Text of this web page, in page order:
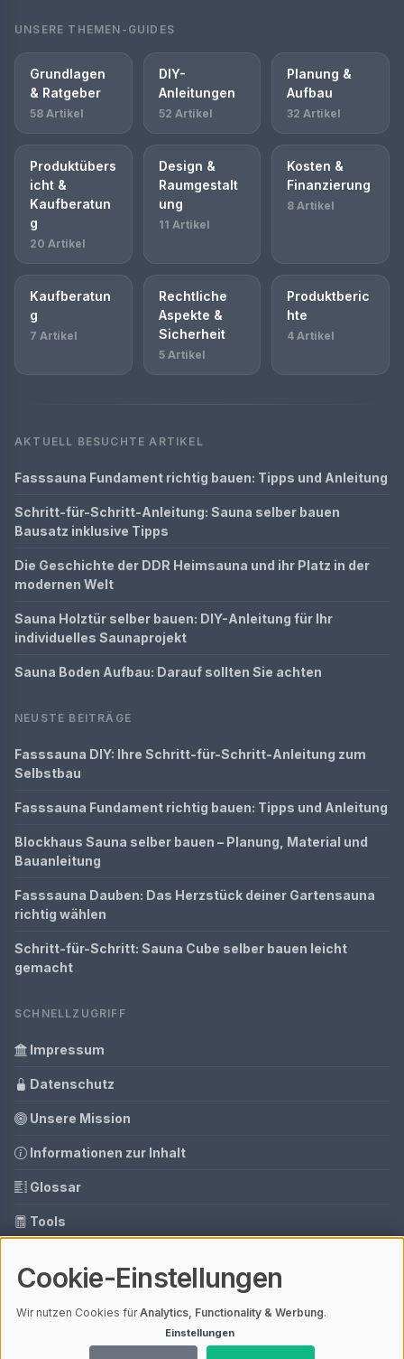
UNSERE THEMEN-GUIDES
Grundlagen
& Ratgeber
58 Artikel
DIY-
Anleitungen
52 Artikel
Planung &
Aufbau
32 Artikel
Produktübers
icht &
Kaufberatun
g
20 Artikel
Design &
Raumgestalt
ung
11 Artikel
Kosten &
Finanzierung
8 Artikel
Kaufberatun
g
7 Artikel
Rechtliche
Aspekte &
Sicherheit
5 Artikel
Produktberic
hte
4 Artikel
AKTUELL BESUCHTE ARTIKEL
Fasssauna Fundament richtig bauen: Tipps und Anleitung
Schritt-für-Schritt-Anleitung: Sauna selber bauen
Bausatz inklusive Tipps
Die Geschichte der DDR Heimsauna und ihr Platz in der
modernen Welt
Sauna Holztür selber bauen: DIY-Anleitung für Ihr
individuelles Saunaprojekt
Sauna Boden Aufbau: Darauf sollten Sie achten
NEUSTE BEITRÄGE
Fasssauna DIY: Ihre Schritt-für-Schritt-Anleitung zum
Selbstbau
Fasssauna Fundament richtig bauen: Tipps und Anleitung
Blockhaus Sauna selber bauen – Planung, Material und
Bauanleitung
Fasssauna Dauben: Das Herzstück deiner Gartensauna
richtig wählen
Schritt-für-Schritt: Sauna Cube selber bauen leicht
gemacht
SCHNELLZUGRIFF
Impressum
Datenschutz
Unsere Mission
Informationen zur Inhalt
Glossar
Tools
Media Daten
Cookie-Einstellungen
Wir nutzen Cookies fürAnalytics, Functionality & Werbung.
Einstellungen